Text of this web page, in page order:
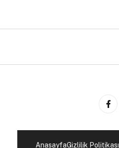
AnasayfaGizlilik Politikası